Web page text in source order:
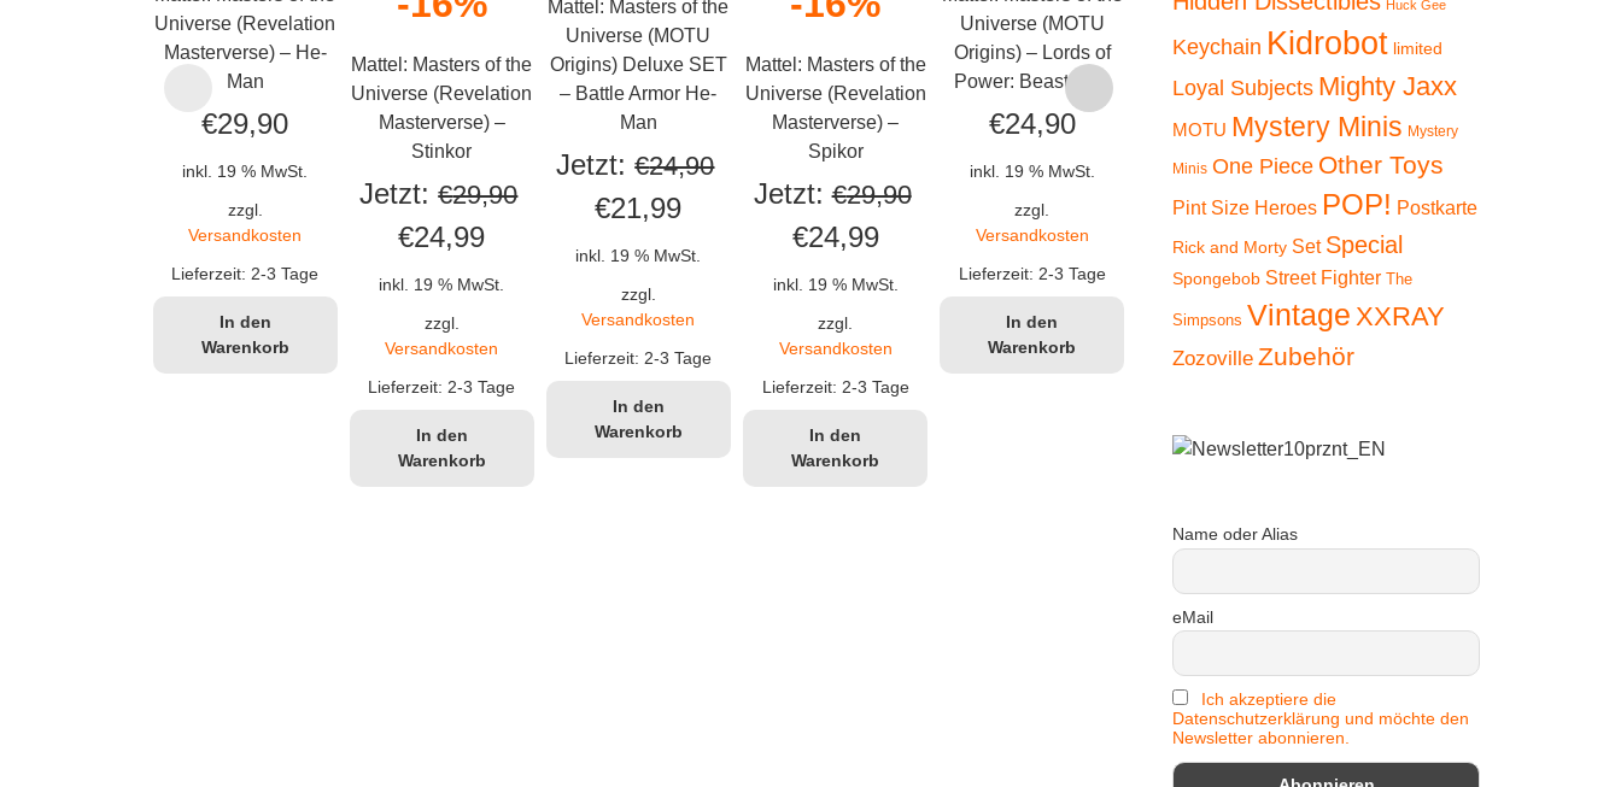
Universe (Revelation
Masterverse) – He-
Man
€29,90
inkl. 19 % MwSt.
zzgl.
Versandkosten
Lieferzeit:2-3 Tage
In den
Warenkorb
Mattel: Masters of the
Universe (Revelation
Masterverse) –
Stinkor
Jetzt: €29,90
Ursprünglicher
Preis
war:
€29,90
€24,99Aktueller
Preis
€24,99.
inkl. 19 % MwSt.
zzgl.
Versandkosten
Lieferzeit:2-3 Tage
In den
Warenkorb
Mattel: Masters of the
Universe (MOTU
Origins) Deluxe SET
– Battle Armor He-
Man
Jetzt: €24,90
Ursprünglicher
Preis
war:
€24,90
€21,99Aktueller
Preis
€21,99.
inkl. 19 % MwSt.
zzgl.
Versandkosten
Lieferzeit:2-3 Tage
In den
Warenkorb
Mattel: Masters of the
Universe (Revelation
Masterverse) –
Spikor
Jetzt: €29,90
Ursprünglicher
Preis
war:
€29,90
€24,99Aktueller
Preis
€24,99.
inkl. 19 % MwSt.
zzgl.
Versandkosten
Lieferzeit: 2-3 Tage
In den
Warenkorb
Universe (MOTU
Origins) – Lords of
Power: Beast Man
€24,90
inkl. 19 % MwSt.
zzgl.
Versandkosten
Lieferzeit: 2-3 Tage
In den
Warenkorb
Masterverse) –
Skeletor
€29,90
inkl. 19 % MwSt.
zzgl.
Lieferzeit:2-3 Tage
In den
Warenkorb
He-Man (Keychain)
€ 12,90
inkl. 19 % MwSt.
zzgl.
Versandkosten
Lieferzeit:
Warenkorb
Huck Gee
Keychain Kidrobot limited
Loyal Subjects Mighty Jaxx
MOTU Mystery Minis Mystery
Minis One Piece Other Toys
Pint Size Heroes POP! Postkarte
Rick and Morty Set Special
Spongebob Street Fighter The
Simpsons Vintage XXRAY
Zozoville Zubehör
Name oder Alias
eMail
Ich akzeptiere die
Datenschutzerklärung und möchte den
Newsletter abonnieren.